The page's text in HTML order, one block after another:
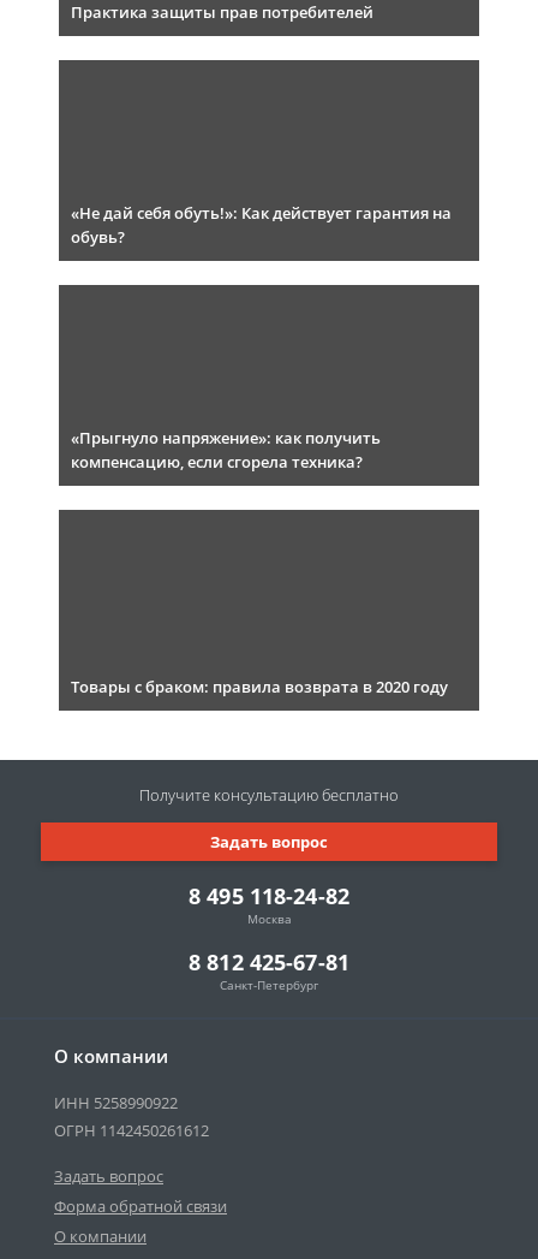
Практика защиты прав потребителей
«Не дай себя обуть!»: Как действует гарантия на
обувь?
«Прыгнуло напряжение»: как получить
компенсацию, если сгорела техника?
Товары с браком: правила возврата в 2020 году
О компании
ИНН 5258990922
ОГРН 1142450261612
Задать вопрос
Форма обратной связи
О компании
8 495 118-24-82
Москва
8 812 425-67-81
Санкт-Петербург
Задать вопрос
Получите консультациюбесплатно